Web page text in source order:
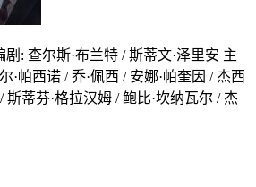
剧: 查尔斯·布兰特 / 斯蒂文·泽里安 主
·帕西诺 / 乔·佩西 / 安娜·帕奎因 / 杰西
斯蒂芬·格拉汉姆 / 鲍比·坎纳瓦尔 / 杰